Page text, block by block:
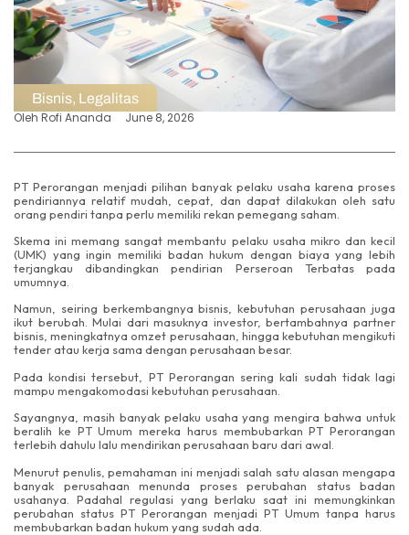
Bisnis, Legalitas
Oleh Rofi Ananda June 8, 2026
PT Perorangan menjadi pilihan banyak pelaku usaha karena proses
pendiriannya relatif mudah, cepat, dan dapat dilakukan oleh satu
orang pendiri tanpa perlu memiliki rekan pemegang saham.
Skema ini memang sangat membantu pelaku usaha mikro dan kecil
(UMK) yang ingin memiliki badan hukum dengan biaya yang lebih
terjangkau dibandingkan pendirian Perseroan Terbatas pada
umumnya.
Namun, seiring berkembangnya bisnis, kebutuhan perusahaan juga
ikut berubah. Mulai dari masuknya investor, bertambahnya partner
bisnis, meningkatnya omzet perusahaan, hingga kebutuhan mengikuti
tender atau kerja sama dengan perusahaan besar.
Pada kondisi tersebut, PT Perorangan sering kali sudah tidak lagi
mampu mengakomodasi kebutuhan perusahaan.
Sayangnya, masih banyak pelaku usaha yang mengira bahwa untuk
beralih ke PT Umum mereka harus membubarkan PT Perorangan
terlebih dahulu lalu mendirikan perusahaan baru dari awal.
Menurut penulis, pemahaman ini menjadi salah satu alasan mengapa
banyak perusahaan menunda proses perubahan status badan
usahanya. Padahal regulasi yang berlaku saat ini memungkinkan
perubahan status PT Perorangan menjadi PT Umum tanpa harus
membubarkan badan hukum yang sudah ada.